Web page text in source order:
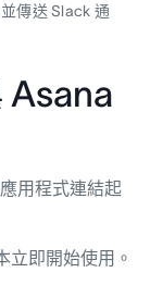
傳送 Slack 通
Asana
用程式連結起
立即開始使用。